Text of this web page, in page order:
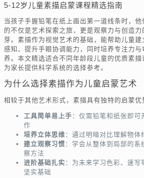
5-12岁儿童素描启蒙课程精选指南
当孩子手握铅笔在纸上画出第一道线条时，他
的不仅是艺术探索之旅，更是观察力与创造力
芽。素描作为视觉艺术的基础，能帮助儿童建
感知、提升手眼协调能力，同时培养专注力与
养。本文精选适合不同年龄段儿童的优质素描
为家长提供科学系统的选择参考。
为什么选择素描作为儿童启蒙艺术
相较于其他艺术形式，素描具有独特的启蒙优
工具简单易上手 ：仅需铅笔和纸张即可
作
培养立体思维 ：通过明暗对比理解物体
建立观察习惯 ：学会从整体到局部的系
察方法
进阶基础扎实 ：为未来学习色彩、速写
坚实基础